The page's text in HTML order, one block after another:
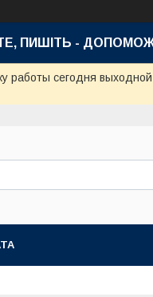
ПИШІТЬ -
работы сегодня